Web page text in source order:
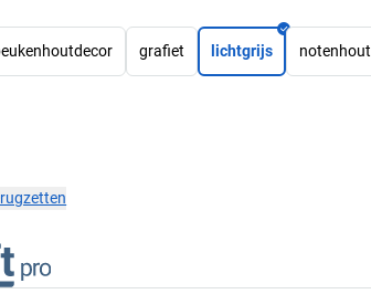
grafiet lichtgrijs notenhout